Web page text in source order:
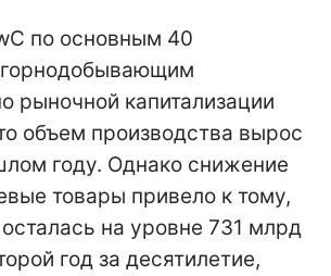
по основным 40
рыночной капитализации
объем производства вырос
году. Однако снижение
товары привело к тому,
на уровне 731 млрд
год за десятилетие,